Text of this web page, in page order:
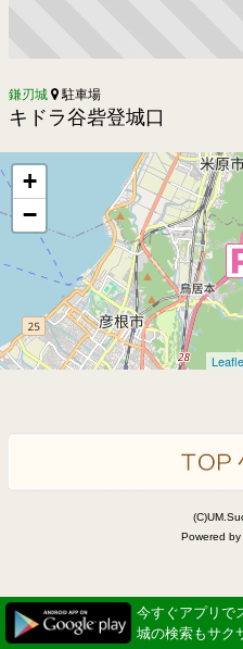
鎌刃城 駐車場
キドラ谷砦登城口
+
−
Powered
今すぐアプリで
城の検索もサク